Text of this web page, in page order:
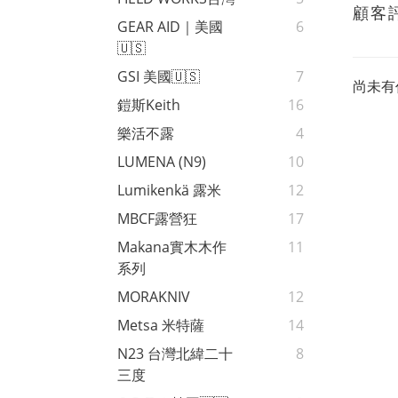
GEAR AID｜美國
🇺🇸
6
GSI 美國🇺🇸
7
鎧斯Keith
16
樂活不露
4
LUMENA (N9)
10
Lumikenkä 露米
12
MBCF露營狂
17
Makana實木木作
系列
11
MORAKNIV
12
Metsa 米特薩
14
N23 台灣北緯二十
三度
8
顧客
尚未